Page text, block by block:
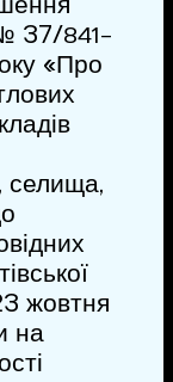
№ 37/841-
«Про
селища,
жовтня
на